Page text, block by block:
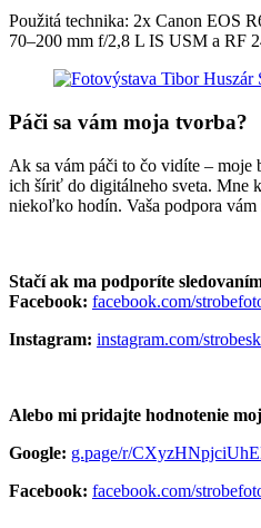
Použitá technika: 2x Canon EOS
70–200 mm f/2,8 L IS USM a RF
Páči sa vám moja tvorba?
Ak sa vám páči to čo vidíte –
ich šíriť do digitálneho sveta. Mne
niekoľko hodín. Vaša podpora
Stačí ak ma podporíte
Facebook: facebook.com/
Instagram: instagram.com/
Alebo mi pridajte hodnotenie
Google: g.page/r/
Facebook: facebook.com/